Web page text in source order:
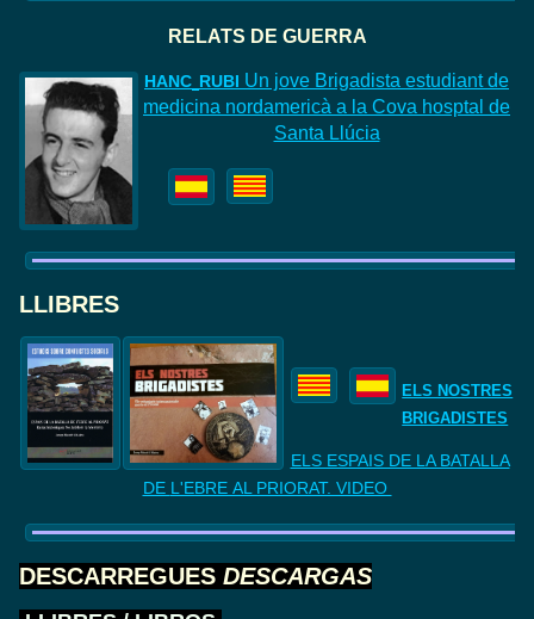
RELATS DE GUERRA
HANC RUBI Un jove Brigadista estudiant de
medicina nordamericà a la Cova hosptal de
Santa Llúcia
LLIBRES
ELS NOSTRES
BRIGADISTES
ELS ESPAIS DE LA BATALLA
DE L'EBRE AL PRIORAT. VIDEO
DESCARREGUESDESCARGAS